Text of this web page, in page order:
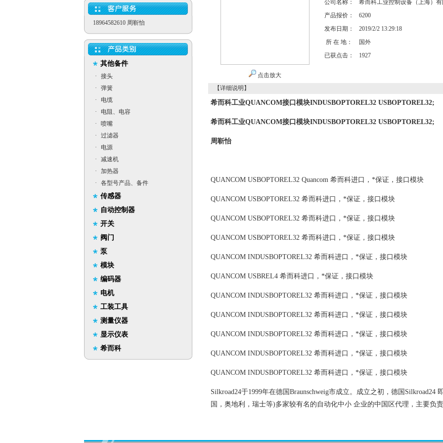
18964582610 周靳怡
其他备件
·
接头
·
弹簧
·
电缆
·
电阻、电容
·
喷嘴
·
过滤器
·
电源
·
减速机
·
加热器
·
各型号产品、备件
传感器
自动控制器
开关
阀门
泵
模块
编码器
电机
工装工具
测量仪器
显示仪表
希而科
点击放大
公司名称：
希而科工业控制设备（上海）
产品报价：
6200
发布日期：
2019/2/2 13:29:18
所 在 地：
国外
已获点击：
1927
【详细说明】
希而科工业QUANCOM接口模块INDUSBOPTOREL32USBOPTOREL32;
希而科工业QUANCOM接口模块INDUSBOPTOREL32USBOPTOREL32;
周靳怡
QUANCOM USBOPTOREL32 Quancom 希而科进口，*保证，接口模块
QUANCOM USBOPTOREL32 希而科进口，*保证，接口模块
QUANCOM USBOPTOREL32 希而科进口，*保证，接口模块
QUANCOM USBOPTOREL32 希而科进口，*保证，接口模块
QUANCOM INDUSBOPTOREL32 希而科进口，*保证，接口模块
QUANCOM USBREL4 希而科进口，*保证，接口模块
QUANCOM INDUSBOPTOREL32 希而科进口，*保证，接口模块
QUANCOM INDUSBOPTOREL32 希而科进口，*保证，接口模块
QUANCOM INDUSBOPTOREL32 希而科进口，*保证，接口模块
QUANCOM INDUSBOPTOREL32 希而科进口，*保证，接口模块
QUANCOM INDUSBOPTOREL32 希而科进口，*保证，接口模块
Silkroad24于1999年在德国Braunschweig市成立。成立之初，德国Silkroad24
国，奥地利，瑞士等)多家较有名的自动化中小 企业的中国区代理，主要负